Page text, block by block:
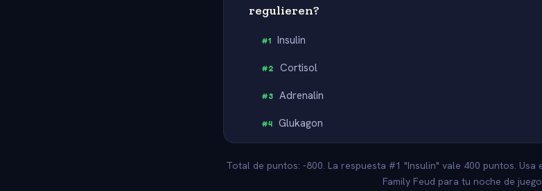
regulieren?
#1 Insulin
#2 Cortisol
#3 Adrenalin
#4 Glukagon
Total de puntos: -800. La respuesta #1 "Insulin" vale 400 puntos.
Family Feud para tu noche de